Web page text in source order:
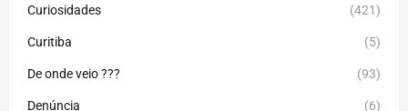
Curiosidades (421)
Curitiba (5)
De onde veio ??? (93)
Denúncia (6)